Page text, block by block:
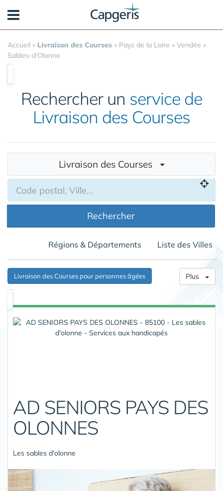
Accueil » Livraison des Courses » Pays de la Loire » Vendée »
Sables-d'Olonne
Rechercher un service de
Livraison des Courses
Livraison des Courses
Rechercher
Régions & Départements Liste des Villes
Livraison des Courses pour personnes âgées Plus
AD SENIORS PAYS DES
OLONNES
Les sables d'olonne